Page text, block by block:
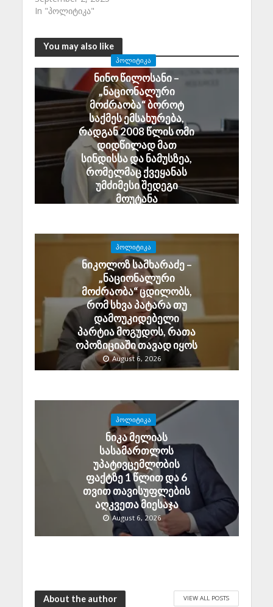
In "პოლიტიკა"
You may also like
ᲞᲝᲚᲘᲢᲘᲙᲐ
ნინო წილოსანი –
„ნაციონალური
მოძრაობა“ ბოროტ
საქმეს ემსახურება,
რადგან 2008 წლის ომი
დიდწილად მათ
სინდისსა და ნამუსზეა,
რომელმაც ქვეყანას
უმძიმესი შედეგი
მოუტანა
ᲞᲝᲚᲘᲢᲘᲙᲐ
ნიკოლოზ სამხარაძე –
„ნაციონალური
მოძრაობა“ ცდილობს,
რომ სხვა პატარა თუ
დამოუკიდებელი
პარტია მოგუდოს, რათა
ოპოზიციაში თავად იყოს
August 6, 2026
ᲞᲝᲚᲘᲢᲘᲙᲐ
ნიკა მელიას
სასამართლოს
უპატივცემლობის
ფაქტზე 1 წლით და 6
თვით თავისუფლების
აღკვეთა მიესაჯა
August 6, 2026
About the author VIEW ALL POSTS